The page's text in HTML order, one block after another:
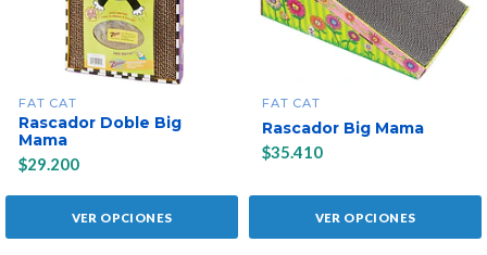
FAT CAT
Rascador Doble Big
Mama
$29.200
VER OPCIONES
FAT CAT
Rascador Big Mama
$35.410
VER OPCIONES